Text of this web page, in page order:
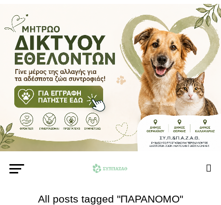
All posts tagged "ΠΑΡΑΝΟΜΟ"